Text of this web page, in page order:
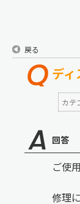
戻る
ディ
カテ
回答
ご使
修理